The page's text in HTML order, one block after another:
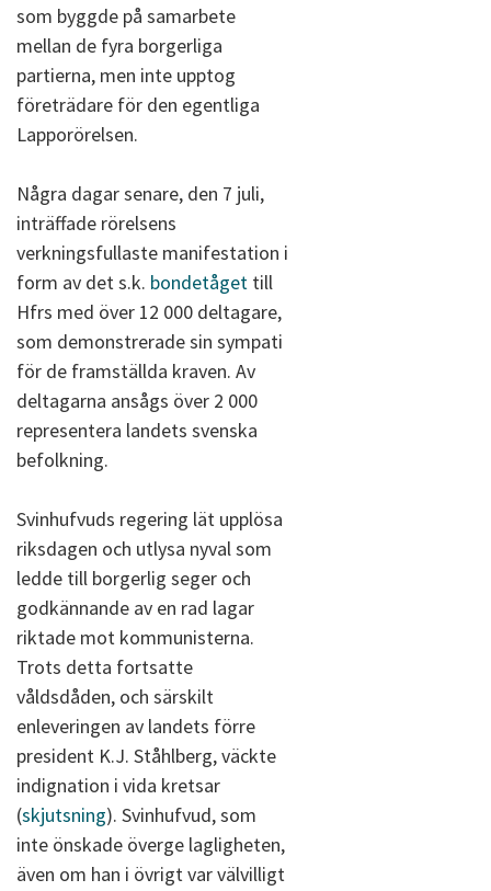
som byggde på samarbete
mellan de fyra borgerliga
partierna, men inte upptog
företrädare för den egentliga
Lapporörelsen.
Några dagar senare, den 7 juli,
inträffade rörelsens
verkningsfullaste manifestation i
form av det s.k. bondetåget till
Hfrs med över 12 000 deltagare,
som demonstrerade sin sympati
för de framställda kraven. Av
deltagarna ansågs över 2 000
representera landets svenska
befolkning.
Svinhufvuds regering lät upplösa
riksdagen och utlysa nyval som
ledde till borgerlig seger och
godkännande av en rad lagar
riktade mot kommunisterna.
Trots detta fortsatte
våldsdåden, och särskilt
enleveringen av landets förre
president K.J. Ståhlberg, väckte
indignation i vida kretsar
(skjutsning). Svinhufvud, som
inte önskade överge lagligheten,
även om han i övrigt var välvilligt